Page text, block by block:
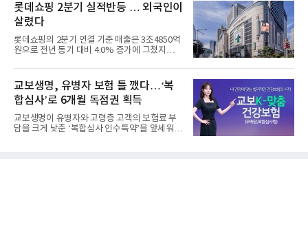
롯데쇼핑 2분기 실적반등 … 외국인이
살렸다
롯데쇼핑의 2분기 연결 기준 매출은 3조4850억
원으로 전년 동기 대비 4.0% 증가에 그쳤지만,
교보생명, 유병자 보험 틀 깼다…‘복
합심사’로 6개월 독점권 획득
교보생명이 유병자와 고령층 고객의 보험료 부
담을 크게 낮춘 ‘복합심사 인수특약’을 앞세워